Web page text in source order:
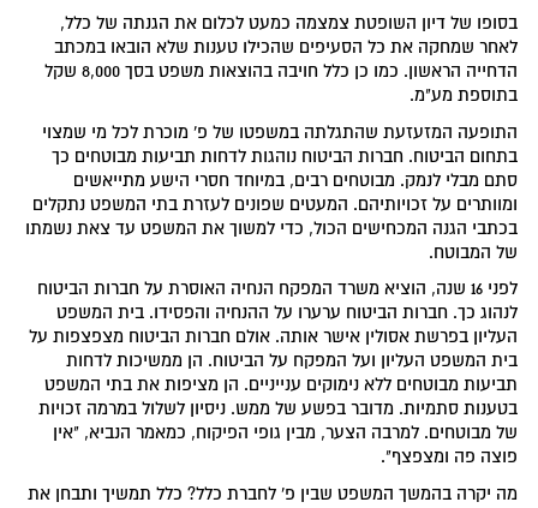
בסופו של דיון השופטת צמצמה כמעט לכלום את הגנתה של כלל,
לאחר שמחקה את כל הסעיפים שהכילו טענות שלא הובאו במכתב
הדחייה הראשון. כמו כן כלל חויבה בהוצאות משפט בסך 8,000 שקל
בתוספת מע"מ.
התופעה המזעזעת שהתגלתה במשפטו של פ' מוכרת לכל מי שמצוי
בתחום הביטוח. חברות הביטוח נוהגות לדחות תביעות מבוטחים כך
סתם מבלי לנמק. מבוטחים רבים, במיוחד חסרי הישע מתייאשים
ומוותרים על זכויותיהם. המעטים שפונים לעזרת בתי המשפט נתקלים
בכתבי הגנה המכחישים הכול, כדי למשוך את המשפט עד צאת נשמתו
של המבוטח.
לפני 16 שנה, הוציא משרד המפקח הנחיה האוסרת על חברות הביטוח
לנהוג כך. חברות הביטוח ערערו על ההנחיה והפסידו. בית המשפט
העליון בפרשת אסולין אישר אותה. אולם חברות הביטוח מצפצפות על
בית המשפט העליון ועל המפקח על הביטוח. הן ממשיכות לדחות
תביעות מבוטחים ללא נימוקים ענייניים. הן מציפות את בתי המשפט
בטענות סתמיות. מדובר בפשע של ממש. ניסיון לשלול במרמה זכויות
של מבוטחים. למרבה הצער, מבין גופי הפיקוח, כמאמר הנביא, "אין
פוצה פה ומצפצף".
מה יקרה בהמשך המשפט שבין פ' לחברת כלל? כלל תמשיך ותבחן את